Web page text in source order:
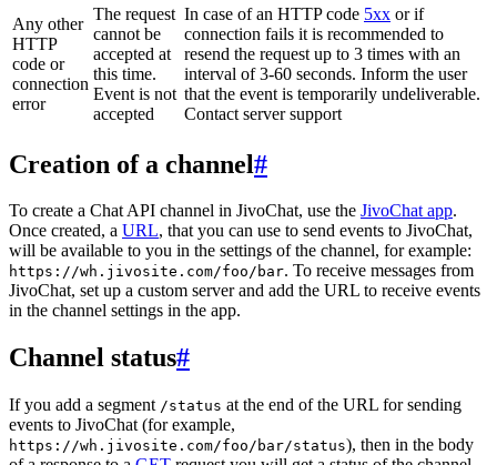
Any other
HTTP
code or
connection
error
The request
cannot be
accepted at
this time.
Event is not
accepted
In case of an HTTP code 5xx or if
connection fails it is recommended to
resend the request up to 3 times with an
interval of 3-60 seconds. Inform the user
that the event is temporarily undeliverable.
Contact server support
Creation of a channel#
To create a Chat API channel in JivoChat, use the JivoChat app.
Once created, a URL, that you can use to send events to JivoChat,
will be available to you in the settings of the channel, for example:
https://wh.jivosite.com/foo/bar. To receive messages from
JivoChat, set up a custom server and add the URL to receive events
in the channel settings in the app.
Channel status#
If you add a segment /status at the end of the URL for sending
events to JivoChat (for example,
https://wh.jivosite.com/foo/bar/status), then in the body